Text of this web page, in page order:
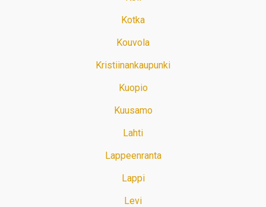
Kotka
Kouvola
Kristiinankaupunki
Kuopio
Kuusamo
Lahti
Lappeenranta
Lappi
Levi